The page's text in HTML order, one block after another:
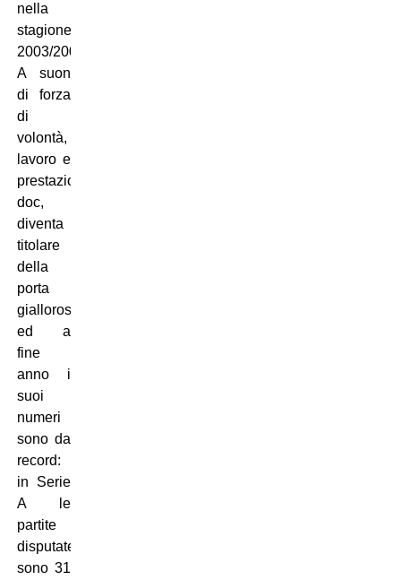
nella
stagione
2003/2004.
A suon
di forza
di
volontà,
lavoro e
prestazioni
doc,
diventa
titolare
della
porta
giallorossa,
ed a
fine
anno i
suoi
numeri
sono da
record:
in Serie
A le
partite
disputate
sono 31